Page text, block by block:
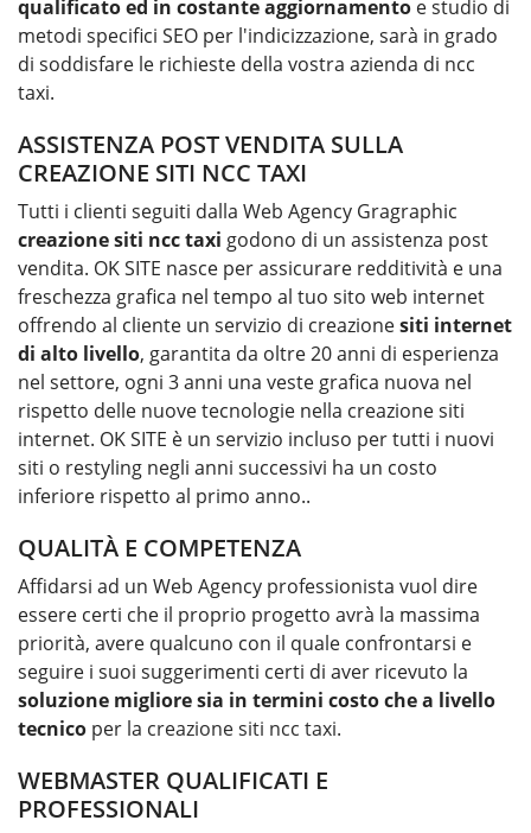
qualificato ed in costante aggiornamento e studio di
metodi specifici SEO per l'indicizzazione, sarà in grado
di soddisfare le richieste della vostra azienda di ncc
taxi.
ASSISTENZA POST VENDITA SULLA
CREAZIONE SITI NCC TAXI
Tutti i clienti seguiti dalla Web Agency Gragraphic
creazione siti ncc taxi godono di un assistenza post
vendita. OK SITE nasce per assicurare redditività e una
freschezza grafica nel tempo al tuo sito web internet
offrendo al cliente un servizio di creazionesiti internet
di alto livello, garantita da oltre 20 anni di esperienza
nel settore, ogni 3 anni una veste grafica nuova nel
rispetto delle nuove tecnologie nella creazione siti
internet. OK SITE è un servizio incluso per tutti i nuovi
siti o restyling negli anni successivi ha un costo
inferiore rispetto al primo anno..
QUALITÀ E COMPETENZA
Affidarsi ad un Web Agency professionista vuol dire
essere certi che il proprio progetto avrà la massima
priorità, avere qualcuno con il quale confrontarsi e
seguire i suoi suggerimenti certi di aver ricevuto la
soluzione migliore sia in termini costo che a livello
tecnico per la creazione siti ncc taxi.
WEBMASTER QUALIFICATI E
PROFESSIONALI